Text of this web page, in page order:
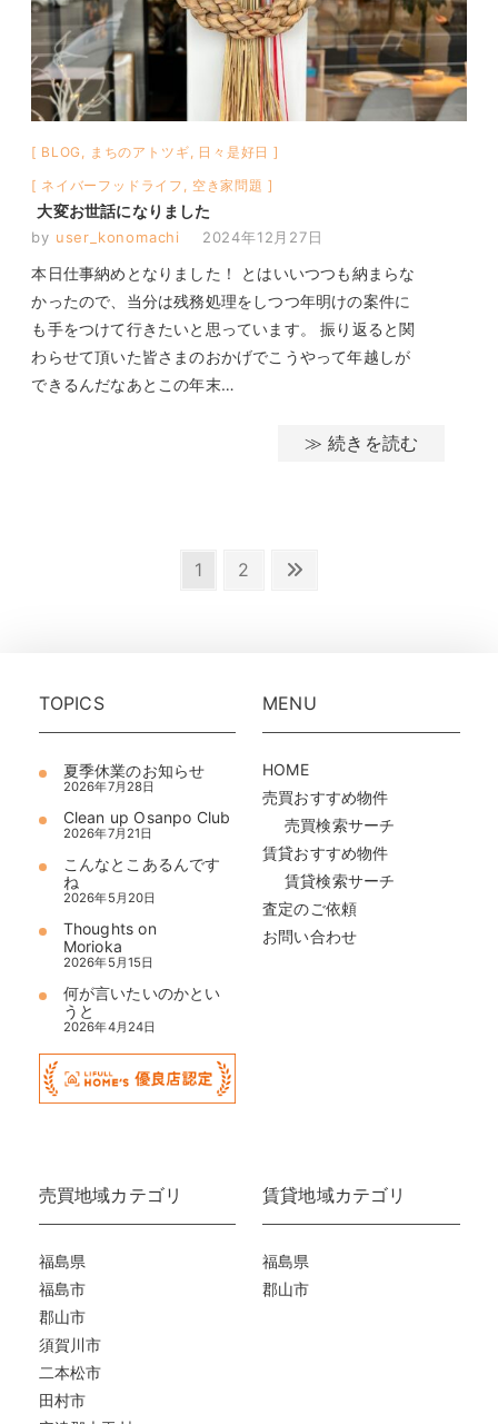
BLOG まちのアトツギ
日々是好日
ネイバーフッドライフ
空き家問題
大変お世話になりました
by user_konomachi 2024年12月27日
本日仕事納めとなりました！ とはいいつつも納まらな
かったので、当分は残務処理をしつつ年明けの案件に
も手をつけて行きたいと思っています。 振り返ると関
わらせて頂いた皆さまのおかげでこうやって年越しが
できるんだなあとこの年末…
≫ 続きを読む
Page
1 Page
2
Next
TOPICS
夏季休業のお知らせ
2026年7月28日
Clean up Osanpo Club
2026年7月21日
こんなとこあるんです
ね
2026年5月20日
Thoughts on
Morioka
2026年5月15日
何が言いたいのかとい
うと
2026年4月24日
MENU
HOME
売買おすすめ物件
売買検索サーチ
賃貸おすすめ物件
賃貸検索サーチ
査定のご依頼
お問い合わせ
売買地域カテゴリ
福島県
福島市
郡山市
須賀川市
二本松市
田村市
賃貸地域カテゴリ
福島県
郡山市